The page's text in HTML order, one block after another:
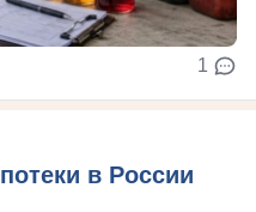
1
в России